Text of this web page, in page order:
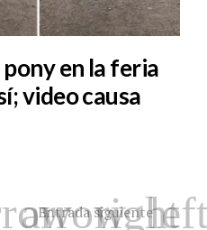
en la feria
video causa
Entrada siguiente